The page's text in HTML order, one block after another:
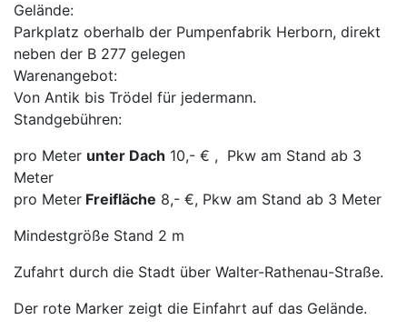
Gelände:
Parkplatz oberhalb der Pumpenfabrik Herborn, direkt
neben der B 277 gelegen
Warenangebot:
Von Antik bis Trödel für jedermann.
Standgebühren:
pro Meter unter Dach 10,- € , Pkw am Stand ab 3
Meter
pro Meter Freifläche 8,- €, Pkw am Stand ab 3 Meter
Mindestgröße Stand 2 m
Zufahrt durch die Stadt über Walter-Rathenau-Straße.
Der rote Marker zeigt die Einfahrt auf das Gelände.